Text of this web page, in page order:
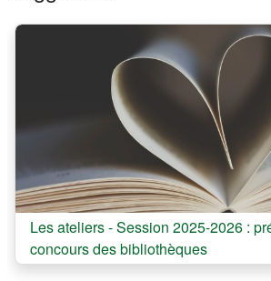
Cours:
Les ateliers - Session 2025-2026 :
concours des bibliothèques